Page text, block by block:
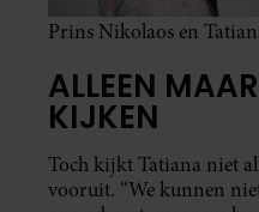
Prins Nikolaos en
ALLEEN
KIJKEN
Toch kijkt Tatiana niet
vooruit. “We kunnen